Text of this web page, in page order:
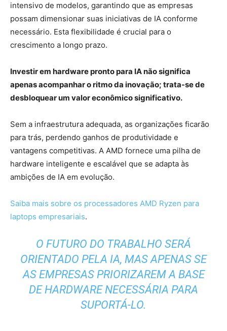
intensivo de modelos, garantindo que as empresas
possam dimensionar suas iniciativas de IA conforme
necessário. Esta flexibilidade é crucial para o
crescimento a longo prazo.
Investir em hardware pronto para IA não significa
apenas acompanhar o ritmo da inovação; trata-se de
desbloquear um valor econômico significativo.
Sem a infraestrutura adequada, as organizações ficarão
para trás, perdendo ganhos de produtividade e
vantagens competitivas. A AMD fornece uma pilha de
hardware inteligente e escalável que se adapta às
ambições de IA em evolução.
Saiba mais sobre os processadores AMD Ryzen para
laptops empresariais.
O FUTURO DO TRABALHO SERÁ
ORIENTADO PELA IA, MAS APENAS SE
AS EMPRESAS PRIORIZAREM A BASE
DE HARDWARE NECESSÁRIA PARA
SUPORTÁ-LO.